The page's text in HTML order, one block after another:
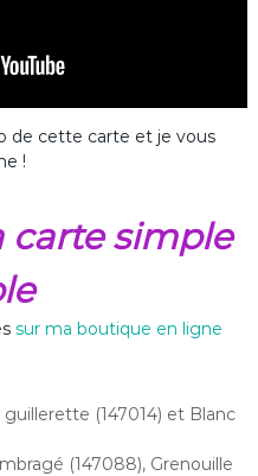
de cette carte et je vous
!
carte simple
sur ma boutique en ligne
(147014) et Blanc
(147088), Grenouille